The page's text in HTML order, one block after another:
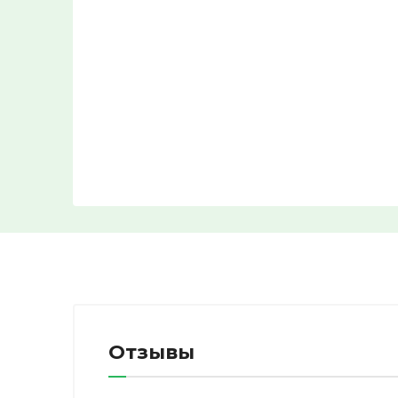
Отзывы